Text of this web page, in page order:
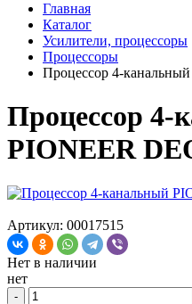
Главная
Каталог
Усилители, процессоры
Процессоры
Процессор 4-
Процессор 4-
PIONEER
Артикул: 00017515
Нет в наличии
нет
-